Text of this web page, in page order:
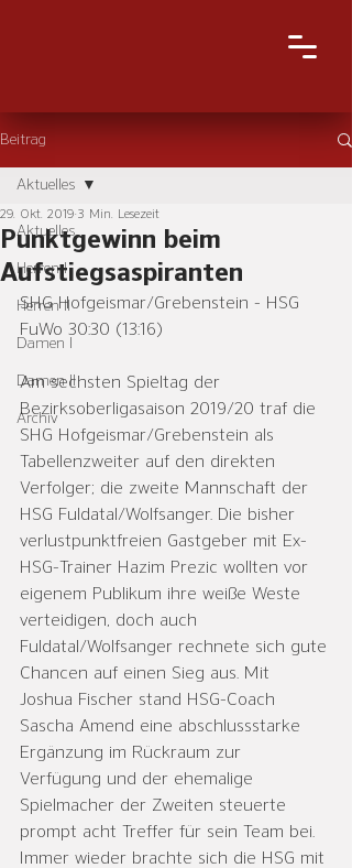
Beitrag
Aktuelles
Herren I
Herren II
Damen I
Damen II
Archiv
Aktuelles
Punktgewinn beim
Aufstiegsaspiranten
29. Okt. 2019 3 Min. Lesezeit
SHG Hofgeismar/Grebenstein - HSG
FuWo 30:30 (13:16)
Am sechsten Spieltag der
Bezirksoberligasaison 2019/20 traf die
SHG Hofgeismar/Grebenstein als
Tabellenzweiter auf den direkten
Verfolger; die zweite Mannschaft der
HSG Fuldatal/Wolfsanger. Die bisher
verlustpunktfreien Gastgeber mit Ex-
HSG-Trainer Hazim Prezic wollten vor
eigenem Publikum ihre weiße Weste
verteidigen, doch auch
Fuldatal/Wolfsanger rechnete sich gute
Chancen auf einen Sieg aus. Mit
Joshua Fischer stand HSG-Coach
Sascha Amend eine abschlussstarke
Ergänzung im Rückraum zur
Verfügung und der ehemalige
Spielmacher der Zweiten steuerte
prompt acht Treffer für sein Team bei.
Immer wieder brachte sich die HSG mit